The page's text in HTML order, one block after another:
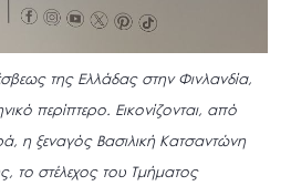
της Ελλάδας στην Φινλανδία,
περίπτερο. Εικονίζονται, από
η ξεναγός Βασιλική Κατσαντώνη
το στέλεχος του Τμήματος